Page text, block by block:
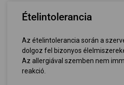
Ételintolerancia
Az ételintolerancia során a
dolgoz fel bizonyos
Az allergiával szemben nem
reakció.